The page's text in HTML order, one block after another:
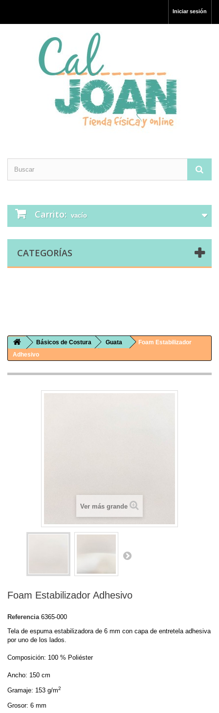
Iniciar sesión
Carrito: vacío
CATEGORÍAS
Básicos de Costura Guata
Foam Estabilizador
Adhesivo
Ver más grande
Foam Estabilizador Adhesivo
Referencia 6365-000
Tela de espuma estabilizadora de 6 mm con capa de entretela adhesiva
por uno de los lados.
Composición: 100 % Poliéster
Ancho: 150 cm
Gramaje: 153 g/m2
Grosor: 6 mm